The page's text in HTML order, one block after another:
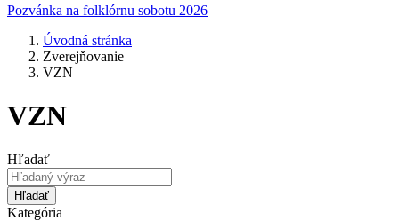
Pozvánka na folklórnu sobotu 2026
Úvodná stránka
Zverejňovanie
VZN
VZN
Hľadať
Hľadať
Kategória